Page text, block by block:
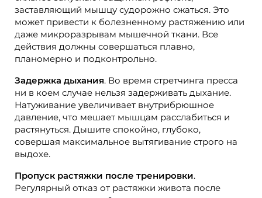
заставляющий мышцу судорожно сжаться. Это
может привести к болезненному растяжению или
даже микроразрывам мышечной ткани. Все
действия должны совершаться плавно,
планомерно и подконтрольно.
Задержка дыхания. Во время стретчинга пресса
ни в коем случае нельзя задерживать дыхание.
Натуживание увеличивает внутрибрюшное
давление, что мешает мышцам расслабиться и
растянуться. Дышите спокойно, глубоко,
совершая максимальное вытягивание строго на
выдохе.
Пропуск растяжки после тренировки.
Регулярный отказ от растяжки живота после